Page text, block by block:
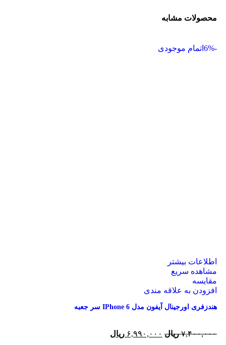
محصولات مشابه
-6% اتمام موجودی
اطلاعات بیشتر
مشاهده سریع
مقایسه
افزودن به علاقه مندی
هندزفری اورجینال آیفون مدل IPhone 6 سر جعبه
۷,۴۰۰,۰۰۰ ریال ۶,۹۹۰,۰۰۰ ریال